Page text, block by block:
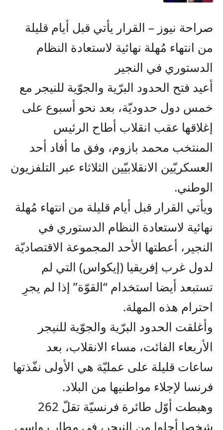
صراحة نيوز – القرار يأتي قبل أيام قليلة
من انتهاء مُهلة نهائية لاستعادة النظام
الدستوري في النجير
أعيد فتح الحدود البرّية والجوّية للنيجر مع
خمس دول حدوديّة، بعد نحو أسبوع على
إغلاقها عقب انقلاب أطاح الرئيس
المنتخب محمد بازوم، وفق ما أفاد أحد
العسكريّين الانقلابيّين الثلاثاء عبر التلفزيون
الوطني.
ويأتي القرار قبل أيام قليلة من انتهاء مُهلة
نهائية لاستعادة النظام الدستوري في
النجير، أعطتها الأحد المجموعة الاقتصاديّة
لدول غرب إفريقيا (إيكواس) التي لم
تستبعد أيضا استخدام “القوّة” إذا لم يجرِ
احترام هذه المهلة.
وأغلقت الحدود البرّية والجوّية للنيجر
الأربعاء الفائت، مساء الانقلاب، بعد
ساعات قليلة على عمليّة هي الأولى نفّذتها
فرنسا لإجلاء مواطنيها من البلاد.
وهبطت أوّل طائرة فرنسيّة تقلّ 262
شخصا أجلوا من النيجر، في مطار رواسي